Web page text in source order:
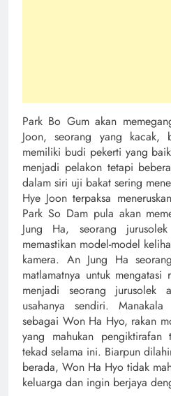
Park Bo Gum akan
Joon, seorang yang kacak,
memiliki budi pekerti yang
menjadi pelakon tetapi
dalam siri uji bakat sering
Hye Joon terpaksa
Park So Dam pula akan
Jung Ha, seorang
memastikan model-model
kamera. An Jung Ha
matlamatnya untuk
menjadi seorang jurusolek
usahanya sendiri.
sebagai Won Ha Hyo, rakan
yang mahukan pengiktirafan
tekad selama ini. Biarpun
berada, Won Ha Hyo tidak
keluarga dan ingin berjaya